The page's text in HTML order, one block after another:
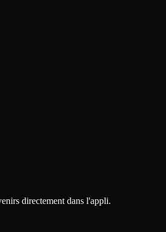
directement dans l'appli.